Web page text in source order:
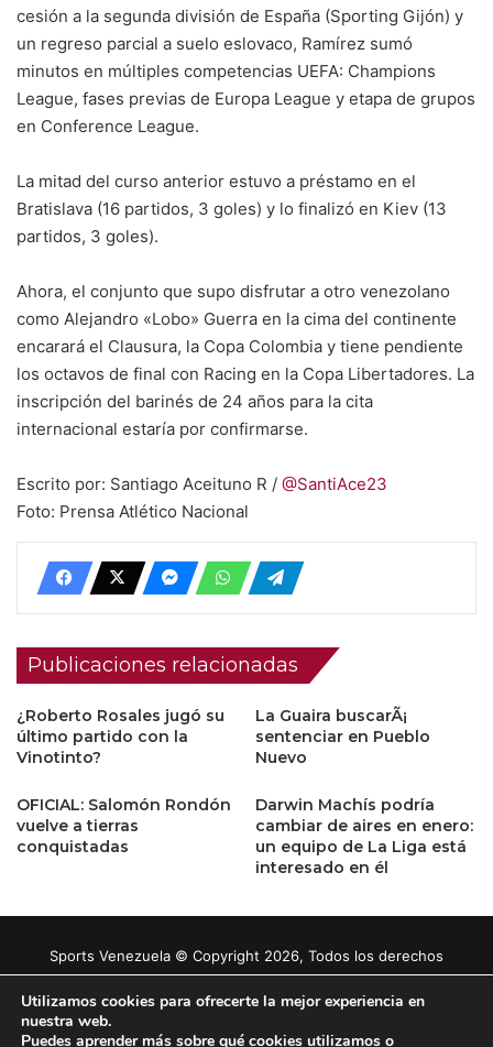
cesión a la segunda división de España (Sporting Gijón) y
un regreso parcial a suelo eslovaco, Ramírez sumó
minutos en múltiples competencias UEFA: Champions
League, fases previas de Europa League y etapa de grupos
en Conference League.
La mitad del curso anterior estuvo a préstamo en el
Bratislava (16 partidos, 3 goles) y lo finalizó en Kiev (13
partidos, 3 goles).
Ahora, el conjunto que supo disfrutar a otro venezolano
como Alejandro «Lobo» Guerra en la cima del continente
encarará el Clausura, la Copa Colombia y tiene pendiente
los octavos de final con Racing en la Copa Libertadores. La
inscripción del barinés de 24 años para la cita
internacional estaría por confirmarse.
Escrito por: Santiago Aceituno R / @SantiAce23
Foto: Prensa Atlético Nacional
Publicaciones relacionadas
¿Roberto Rosales jugó su
último partido con la
Vinotinto?
La Guaira buscarÃ¡
sentenciar en Pueblo
Nuevo
OFICIAL: Salomón Rondón
vuelve a tierras
conquistadas
Darwin Machís podría
cambiar de aires en enero:
un equipo de La Liga está
interesado en él
Sports Venezuela © Copyright 2026, Todos los derechos
Utilizamos cookies para ofrecerte la mejor experiencia en
nuestra web.
Puedes aprender más sobre qué cookies utilizamos o